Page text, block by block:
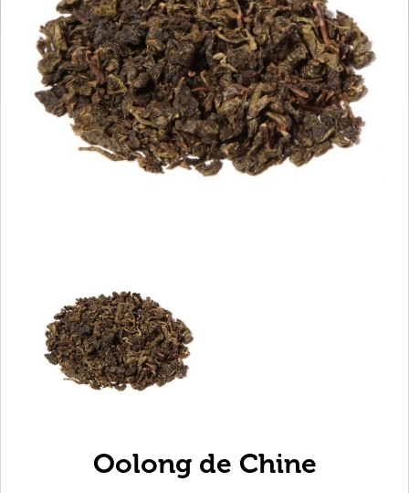
Oolong de Chine